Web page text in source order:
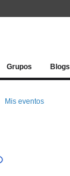
Grupos Blogs
Mis eventos